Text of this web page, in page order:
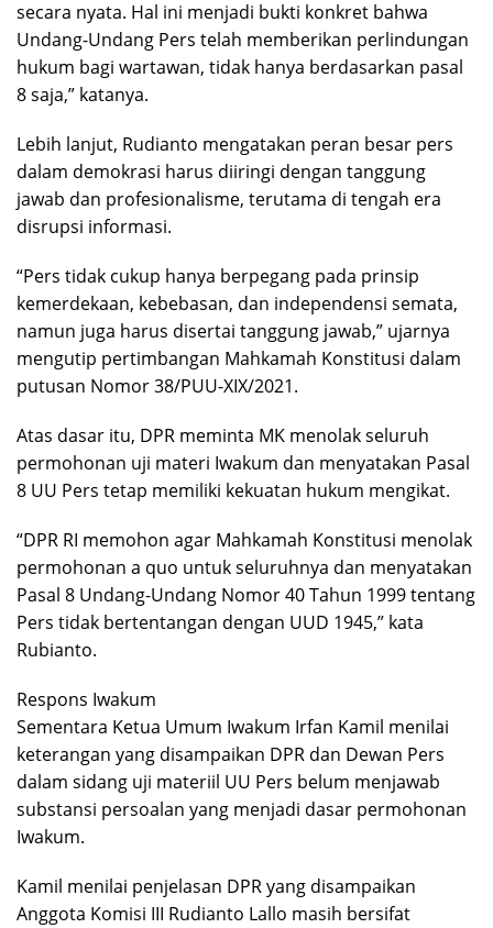
secara nyata. Hal ini menjadi bukti konkret bahwa
Undang-Undang Pers telah memberikan perlindungan
hukum bagi wartawan, tidak hanya berdasarkan pasal
8 saja,” katanya.
Lebih lanjut, Rudianto mengatakan peran besar pers
dalam demokrasi harus diiringi dengan tanggung
jawab dan profesionalisme, terutama di tengah era
disrupsi informasi.
“Pers tidak cukup hanya berpegang pada prinsip
kemerdekaan, kebebasan, dan independensi semata,
namun juga harus disertai tanggung jawab,” ujarnya
mengutip pertimbangan Mahkamah Konstitusi dalam
putusan Nomor 38/PUU-XIX/2021.
Atas dasar itu, DPR meminta MK menolak seluruh
permohonan uji materi Iwakum dan menyatakan Pasal
8 UU Pers tetap memiliki kekuatan hukum mengikat.
“DPR RI memohon agar Mahkamah Konstitusi menolak
permohonan a quo untuk seluruhnya dan menyatakan
Pasal 8 Undang-Undang Nomor 40 Tahun 1999 tentang
Pers tidak bertentangan dengan UUD 1945,” kata
Rubianto.
Respons Iwakum
Sementara Ketua Umum Iwakum Irfan Kamil menilai
keterangan yang disampaikan DPR dan Dewan Pers
dalam sidang uji materiil UU Pers belum menjawab
substansi persoalan yang menjadi dasar permohonan
Iwakum.
Kamil menilai penjelasan DPR yang disampaikan
Anggota Komisi III Rudianto Lallo masih bersifat